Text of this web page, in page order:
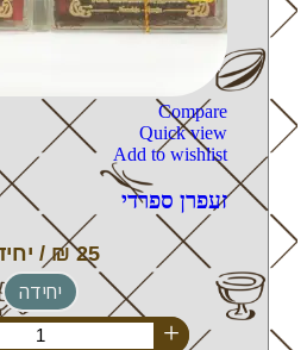
Compare
Quick view
Add to wishlist
זעפרן ספרדי
יחידה
+